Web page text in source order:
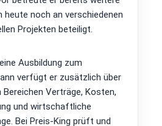
heute noch an verschiedenen
Projekten beteiligt.
Ausbildung zum
verfügt er zusätzlich über
Bereichen Verträge, Kosten,
und wirtschaftliche
Bei Preis-King prüft und